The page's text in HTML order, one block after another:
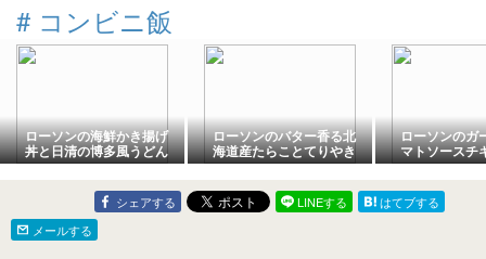
# コンビニ飯
ローソンの海鮮かき揚げ
丼と日清の博多風うどん
ローソンのバター香る北
海道産たらことてりやき
ハンバーガーを！！
ローソンのガ
マトソースチ
キ弁当
シェアする LINEする
はてブする
メールする